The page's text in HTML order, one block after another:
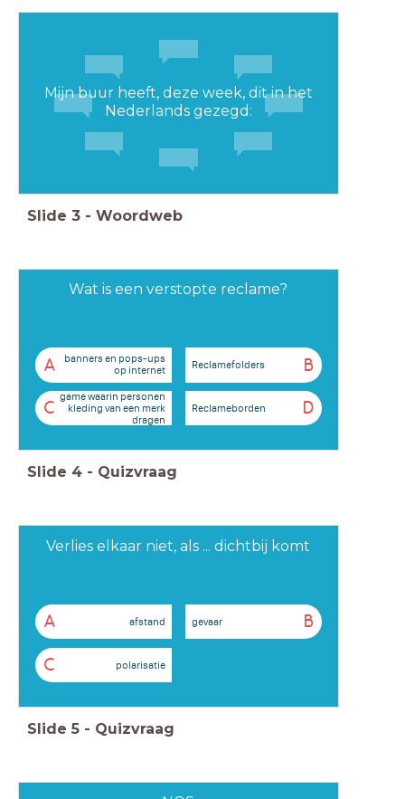
Mijn buur heeft, deze week, dit in het
Nederlands gezegd:
Slide 3 - Woordweb
Wat is een verstopte reclame?
A
banners en pops-ups
op internet
B
Reclamefolders
C
game waarin personen
kleding van een merk
dragen
D
Reclameborden
Slide 4 - Quizvraag
Verlies elkaar niet, als ... dichtbij komt
A afstand B
gevaar
C polarisatie
Slide 5 - Quizvraag